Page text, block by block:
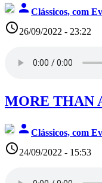
person Clássicos, com
access_time26/09/2022 - 23:22
MORE THAN
person Clássicos, com
access_time24/09/2022 - 15:53